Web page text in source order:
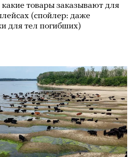
товары заказывают для
(спойлер: даже
для тел погибших)